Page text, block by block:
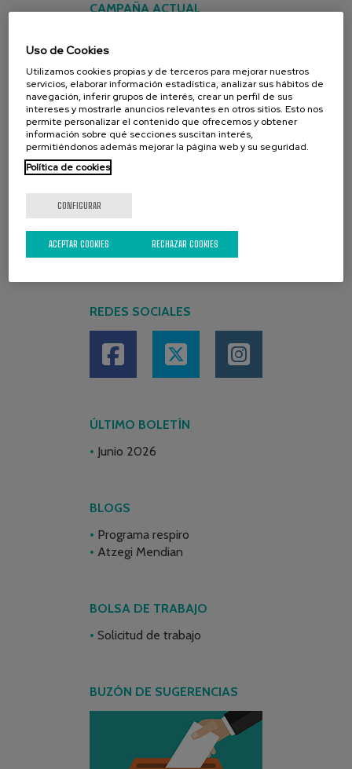
CAMPAÑA ACTUAL
REDES SOCIALES
ÚLTIMO BOLETÍN
Junio 2026
BLOGS
Programa respiro
Atzegi Mendian
BOLSA DE TRABAJO
Solicitud de trabajo
BUZÓN DE SUGERENCIAS
Uso de Cookies
Utilizamos cookies propias y de terceros para mejorar nuestros
servicios, elaborar información estadística, analizar sus hábitos de
navegación, inferir grupos de interés, crear un perfil de sus
intereses y mostrarle anuncios relevantes en otros sitios. Esto nos
permite personalizar el contenido que ofrecemos y obtener
información sobre qué secciones suscitan interés,
permitiéndonos además mejorar la página web y su seguridad.
Política de cookies
CONFIGURAR
RECHAZAR COOKIES
ACEPTAR COOKIES